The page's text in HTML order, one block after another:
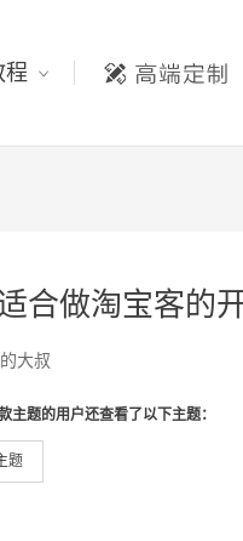
程
合做淘宝客的
大叔
题的用户还查看了以下主题：
题